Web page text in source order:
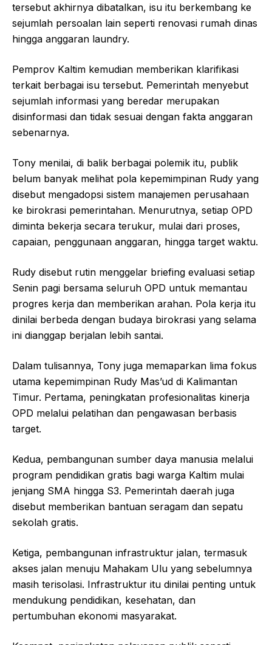
tersebut akhirnya dibatalkan, isu itu berkembang ke
sejumlah persoalan lain seperti renovasi rumah dinas
hingga anggaran laundry.
Pemprov Kaltim kemudian memberikan klarifikasi
terkait berbagai isu tersebut. Pemerintah menyebut
sejumlah informasi yang beredar merupakan
disinformasi dan tidak sesuai dengan fakta anggaran
sebenarnya.
Tony menilai, di balik berbagai polemik itu, publik
belum banyak melihat pola kepemimpinan Rudy yang
disebut mengadopsi sistem manajemen perusahaan
ke birokrasi pemerintahan. Menurutnya, setiap OPD
diminta bekerja secara terukur, mulai dari proses,
capaian, penggunaan anggaran, hingga target waktu.
Rudy disebut rutin menggelar briefing evaluasi setiap
Senin pagi bersama seluruh OPD untuk memantau
progres kerja dan memberikan arahan. Pola kerja itu
dinilai berbeda dengan budaya birokrasi yang selama
ini dianggap berjalan lebih santai.
Dalam tulisannya, Tony juga memaparkan lima fokus
utama kepemimpinan Rudy Mas’ud di Kalimantan
Timur. Pertama, peningkatan profesionalitas kinerja
OPD melalui pelatihan dan pengawasan berbasis
target.
Kedua, pembangunan sumber daya manusia melalui
program pendidikan gratis bagi warga Kaltim mulai
jenjang SMA hingga S3. Pemerintah daerah juga
disebut memberikan bantuan seragam dan sepatu
sekolah gratis.
Ketiga, pembangunan infrastruktur jalan, termasuk
akses jalan menuju Mahakam Ulu yang sebelumnya
masih terisolasi. Infrastruktur itu dinilai penting untuk
mendukung pendidikan, kesehatan, dan
pertumbuhan ekonomi masyarakat.